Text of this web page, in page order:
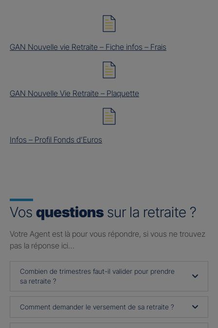
GAN Nouvelle vie Retraite – Fiche infos – Frais
GAN Nouvelle Vie Retraite – Plaquette
Infos – Profil Fonds d’Euros
Vos questions sur la retraite ?
Votre Agent est là pour vous répondre, si vous ne trouvez
pas la réponse ici…
Combien de trimestres faut-il valider pour prendre
sa retraite ?
Comment demander le versement de sa retraite ?